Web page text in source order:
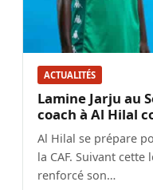
ACTUALITÉS
Lamine Jarju au
coach à Al Hilal
Al Hilal se prépare
la CAF. Suivant cette
renforcé son…